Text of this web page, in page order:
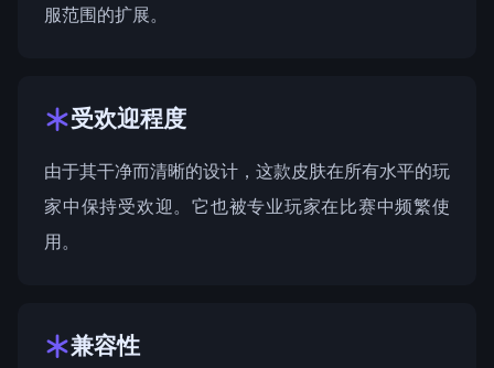
服范围的扩展。
受欢迎程度
由于其干净而清晰的设计，这款皮肤在所有水平的玩
家中保持受欢迎。它也被专业玩家在比赛中频繁使
用。
兼容性